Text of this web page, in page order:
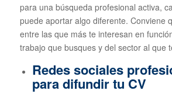
para una búsqueda profesional activa,
puede aportar algo diferente. Conviene
entre las que más te interesan en
trabajo que busques y del sector al que
Redes sociales
para difundir tu CV